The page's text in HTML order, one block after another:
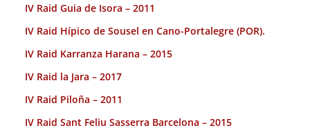
IV Raid Guia de Isora – 2011
IV Raid Hípico de Sousel en Cano-Portalegre (POR).
IV Raid Karranza Harana – 2015
IV Raid la Jara – 2017
IV Raid Piloña – 2011
IV Raid Sant Feliu Sasserra Barcelona – 2015